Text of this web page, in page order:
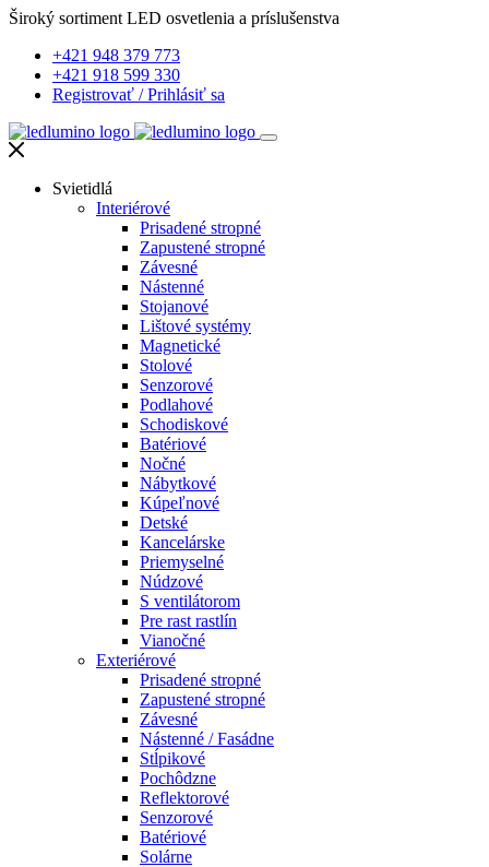
Široký sortiment LED osvetlenia a príslušenstva
+421 948 379 773
+421 918 599 330
Registrovať /Prihlásiť sa
Svietidlá
Interiérové
Prisadené stropné
Zapustené stropné
Závesné
Nástenné
Stojanové
Lištové systémy
Magnetické
Stolové
Senzorové
Podlahové
Schodiskové
Batériové
Nočné
Nábytkové
Kúpeľnové
Detské
Kancelárske
Priemyselné
Núdzové
S ventilátorom
Pre rast rastlín
Vianočné
Exteriérové
Prisadené stropné
Zapustené stropné
Závesné
Nástenné / Fasádne
Stĺpikové
Pochôdzne
Reflektorové
Senzorové
Batériové
Solárne